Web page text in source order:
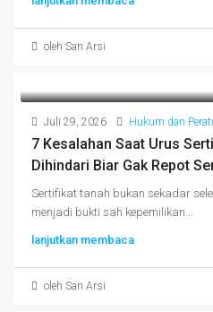
oleh San Arsi
Juli 29, 2026 Hukum dan
7 Kesalahan Saat Urus
Dihindari Biar Gak Repot
Sertifikat tanah bukan sekadar
menjadi bukti sah kepemilikan...
lanjutkan membaca
oleh San Arsi